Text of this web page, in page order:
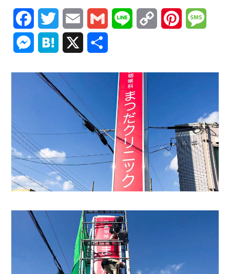
FacebookTwitterEmail Gmail Line
Copy
Link
Pinterest
Messenger
Hatena